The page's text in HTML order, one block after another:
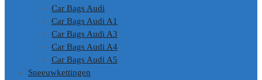
Car Bags Audi
Car Bags Audi A1
Car Bags Audi A3
Car Bags Audi A4
Car Bags Audi A5
Sneeuwkettingen